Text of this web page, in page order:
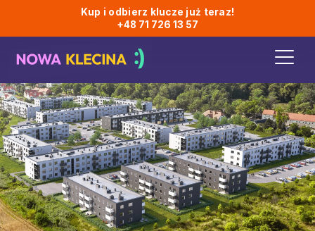
Kup i odbierz klucze już teraz!
+48 71 726 13 57